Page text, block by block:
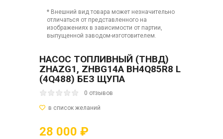
* Внешний вид товара может незначительно
отличаться от представленного на
изображениях в зависимости от партии,
выпущенной заводом-изготовителем.
НАСОС ТОПЛИВНЫЙ (ТНВД)
ZHAZG1, ZHBG14A BH4Q85R8 L
(4Q488) БЕЗ ЩУПА
0 отзывов
28 000 ₽